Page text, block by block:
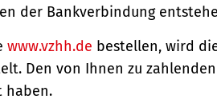
der Bankverbindung
www.vzhh.de bestellen, wird
Den von Ihnen zu
haben.